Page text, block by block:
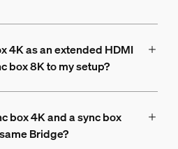
4K as an extended HDMI
box 8K to my setup?
box 4K and a sync box
Bridge?